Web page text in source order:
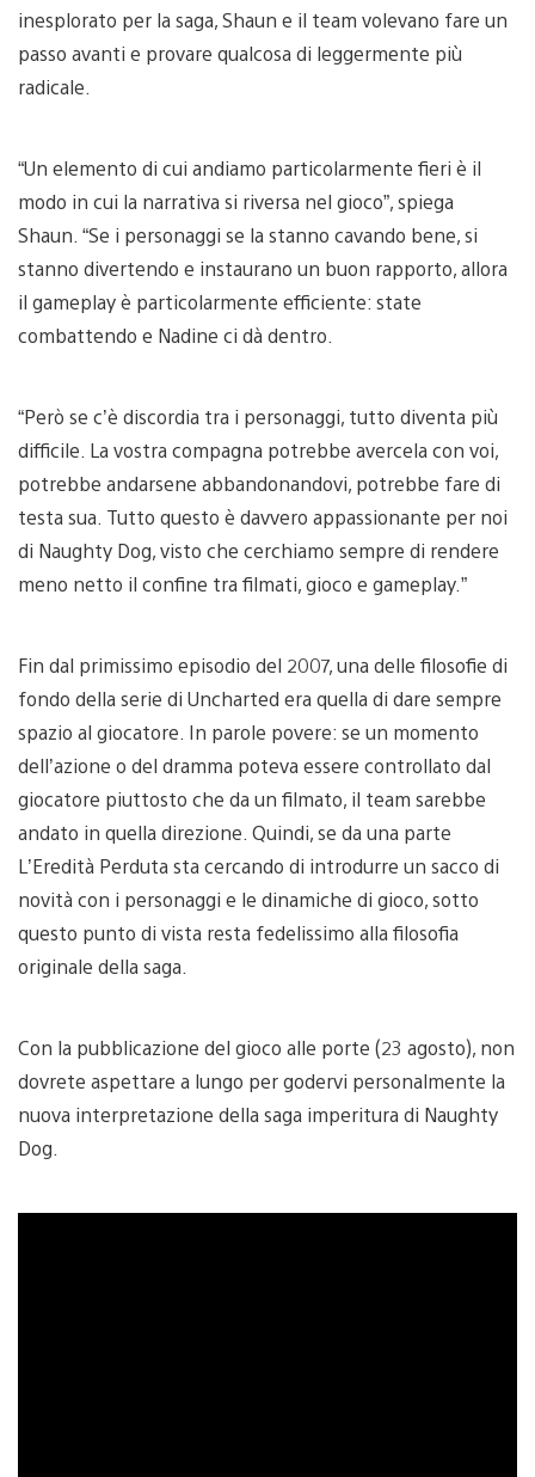
inesplorato per la saga, Shaun e il team volevano fare un
passo avanti e provare qualcosa di leggermente più
radicale.
“Un elemento di cui andiamo particolarmente fieri è il
modo in cui la narrativa si riversa nel gioco”, spiega
Shaun. “Se i personaggi se la stanno cavando bene, si
stanno divertendo e instaurano un buon rapporto, allora
il gameplay è particolarmente efficiente: state
combattendo e Nadine ci dà dentro.
“Però se c’è discordia tra i personaggi, tutto diventa più
difficile. La vostra compagna potrebbe avercela con voi,
potrebbe andarsene abbandonandovi, potrebbe fare di
testa sua. Tutto questo è davvero appassionante per noi
di Naughty Dog, visto che cerchiamo sempre di rendere
meno netto il confine tra filmati, gioco e gameplay.”
Fin dal primissimo episodio del 2007, una delle filosofie di
fondo della serie di Uncharted era quella di dare sempre
spazio al giocatore. In parole povere: se un momento
dell’azione o del dramma poteva essere controllato dal
giocatore piuttosto che da un filmato, il team sarebbe
andato in quella direzione. Quindi, se da una parte
L’Eredità Perduta sta cercando di introdurre un sacco di
novità con i personaggi e le dinamiche di gioco, sotto
questo punto di vista resta fedelissimo alla filosofia
originale della saga.
Con la pubblicazione del gioco alle porte (23 agosto), non
dovrete aspettare a lungo per godervi personalmente la
nuova interpretazione della saga imperitura di Naughty
Dog.